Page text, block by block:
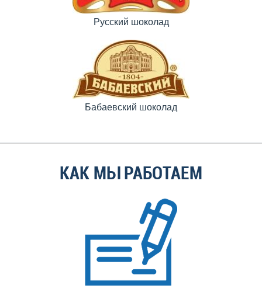
Русский шоколад
Бабаевский шоколад
КАК МЫ РАБОТАЕМ